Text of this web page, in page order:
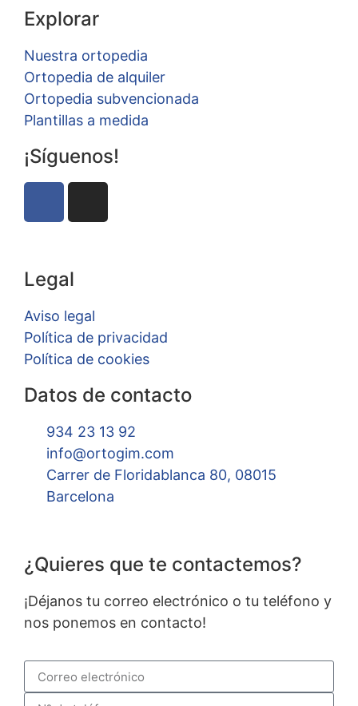
Explorar
Nuestra ortopedia
Ortopedia de alquiler
Ortopedia subvencionada
Plantillas a medida
¡Síguenos!
Legal
Aviso legal
Política de privacidad
Política de cookies
Datos de contacto
934 23 13 92
info@ortogim.com
Carrer de Floridablanca 80, 08015
Barcelona
¿Quieres que te contactemos?
¡Déjanos tu correo electrónico o tu teléfono y
nos ponemos en contacto!